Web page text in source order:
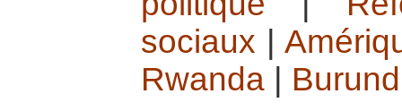
sociaux
Rwanda